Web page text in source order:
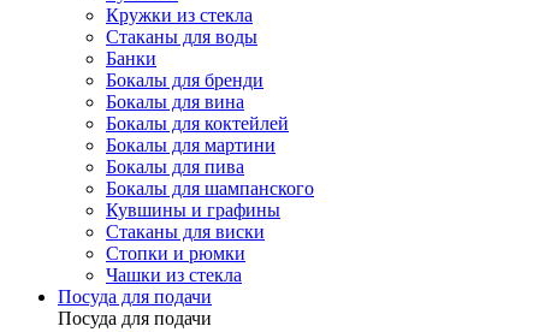
Кружки из стекла
Стаканы для воды
Банки
Бокалы для бренди
Бокалы для вина
Бокалы для коктейлей
Бокалы для мартини
Бокалы для пива
Бокалы для шампанского
Кувшины и графины
Стаканы для виски
Стопки и рюмки
Чашки из стекла
Посуда для подачи
Посуда для подачи